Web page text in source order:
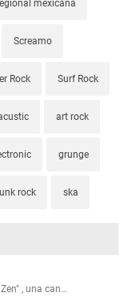
mexicana
Screamo
Rock Surf Rock
art rock
grunge
rock ska
, una can…